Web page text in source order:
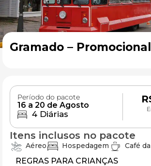
Gramado – Promocional
Período do pacote
16 a 20 de Agosto
4 Diárias
Itens inclusos no pacote
Aéreo Hospedagem Café
REGRAS PARA CRIANÇAS